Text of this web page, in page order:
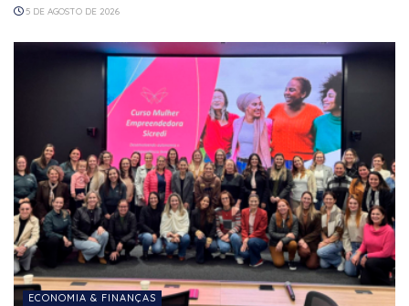
5 DE AGOSTO DE 2026
ECONOMIA & FINANÇAS